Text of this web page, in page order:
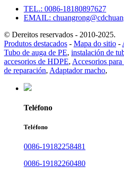
TEL.: 0086-18180897627
EMAIL:
© Dereitos reservados - 2010-2025.
Produtos destacados - Mapa do sitio -
Tubo de auga de PE, instalación de
accesorios de HDPE, Accesorios
de reparación, Adaptador macho,
Teléfono
Teléfono
0086-19182258481
0086-19182260480